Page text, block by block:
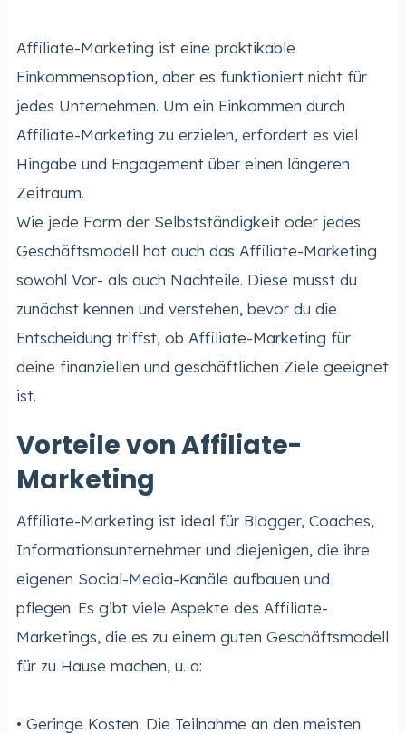
Affiliate-Marketing ist eine praktikable
Einkommensoption, aber es funktioniert nicht für
jedes Unternehmen. Um ein Einkommen durch
Affiliate-Marketing zu erzielen, erfordert es viel
Hingabe und Engagement über einen längeren
Zeitraum.
Wie jede Form der Selbstständigkeit oder jedes
Geschäftsmodell hat auch das Affiliate-Marketing
sowohl Vor- als auch Nachteile. Diese musst du
zunächst kennen und verstehen, bevor du die
Entscheidung triffst, ob Affiliate-Marketing für
deine finanziellen und geschäftlichen Ziele geeignet
ist.
Vorteile von Affiliate-
Marketing
Affiliate-Marketing ist ideal für Blogger, Coaches,
Informationsunternehmer und diejenigen, die ihre
eigenen Social-Media-Kanäle aufbauen und
pflegen. Es gibt viele Aspekte des Affiliate-
Marketings, die es zu einem guten Geschäftsmodell
für zu Hause machen, u. a:
• Geringe Kosten: Die Teilnahme an den meisten